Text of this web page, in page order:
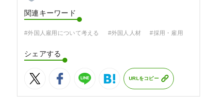
関連キーワード
#外国人雇用について考える #外国人人材 #採用・雇用
シェアする
URLをコピー